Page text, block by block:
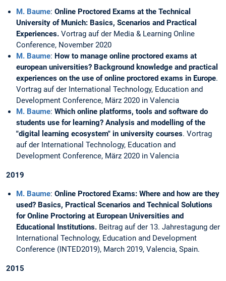
M. Baume: Online Proctored Exams at the Technical
University of Munich: Basics, Scenarios and Practical
Experiences. Vortrag auf der Media & Learning Online
Conference, November 2020
M. Baume: How to manage online proctored exams at
european universities? Background knowledge and practical
experiences on the use of online proctored exams in Europe.
Vortrag auf der International Technology, Education and
Development Conference, März 2020 in Valencia
M. Baume: Which online platforms, tools and software do
students use for learning? Analysis and modelling of the
"digital learning ecosystem" in university courses. Vortrag
auf der International Technology, Education and
Development Conference, März 2020 in Valencia
2019
M. Baume: Online Proctored Exams: Where and how are they
used? Basics, Practical Scenarios and Technical Solutions
for Online Proctoring at European Universities and
Educational Institutions. Beitrag auf der 13. Jahrestagung der
International Technology, Education and Development
Conference (INTED2019), March 2019, Valencia, Spain.
2015